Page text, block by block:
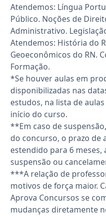
Atendemos: Língua
Público. Noções de
Administrativo.
Atendemos: História do
Geoeconômicos do RN.
Formação.
*Se houver aulas em
disponibilizadas nas
estudos, na lista de
início do curso.
**Em caso de
do concurso, o prazo de
estendido para 6 meses,
suspensão ou
***A relação de
motivos de força maior.
Aprova Concursos se
mudanças diretamente